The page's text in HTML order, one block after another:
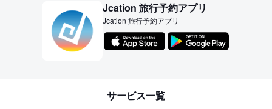
Jcation 旅行予約アプリ
Jcation 旅行予約アプリ
サービス一覧